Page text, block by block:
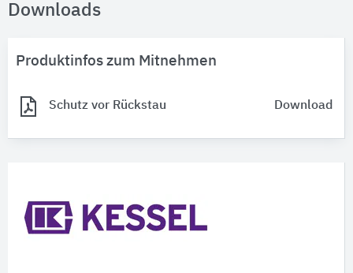
Downloads
Produktinfos zum Mitnehmen
Schutz vor Rückstau Download